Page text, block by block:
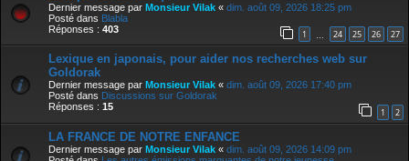
Dernier message par Monsieur Vilak « dim. août 09, 2026 18:25 pm
Posté dans Blabla
Réponses : 403 1 24 25 26 27
Lexique en japonais, pour aider nos recherches web sur
Goldorak
Dernier message par Monsieur Vilak « dim. août 09, 2026 17:40 pm
Posté dans Discussions sur Goldorak
Réponses : 15 1 2
LA FRANCE DE NOTRE ENFANCE
Dernier message par Monsieur Vilak « dim. août 09, 2026 14:09 pm